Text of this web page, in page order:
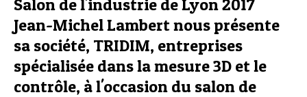
Salon de l'industrie de Lyon 2017
Jean-Michel Lambert nous présente
sa société, TRIDIM, entreprises
spécialisée dans la mesure 3D et le
contrôle, à l'occasion du salon de